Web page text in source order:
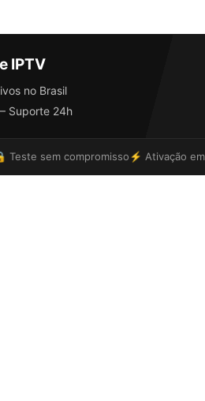
IPTV
no Brasil
Suporte 24h
Teste sem compromisso⚡ Ativação